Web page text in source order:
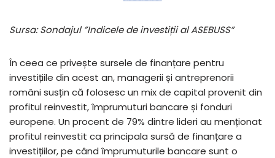
Sursa: Sondajul ”Indicele de investiții al ASEBUSS”
În ceea ce privește sursele de finanțare pentru
investițiile din acest an, managerii și antreprenorii
români susțin că folosesc un mix de capital provenit din
profitul reinvestit, împrumuturi bancare și fonduri
europene. Un procent de 79% dintre lideri au menționat
profitul reinvestit ca principala sursă de finanțare a
investițiilor, pe când împrumuturile bancare sunt o